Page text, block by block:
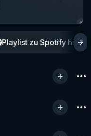
Playlist zu Spotify